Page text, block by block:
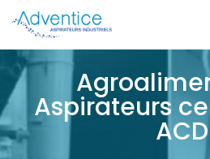
Aspirateurs
ACD